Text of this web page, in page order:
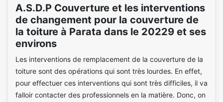
A.S.D.P Couverture et les interventions
de changement pour la couverture de
la toiture à Parata dans le 20229 et ses
environs
Les interventions de remplacement de la couverture de la
toiture sont des opérations qui sont très lourdes. En effet,
pour effectuer ces interventions qui sont très difficiles, il va
falloir contacter des professionnels en la matière. Donc, on